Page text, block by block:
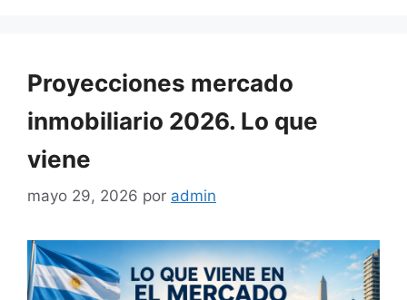
Proyecciones mercado
inmobiliario 2026. Lo que
viene
mayo 29, 2026 por admin